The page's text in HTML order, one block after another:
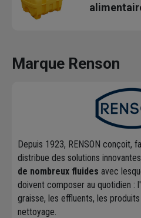
Marque Renson
Depuis 1923, RENSON conçoit,
distribue des solutions
de nombreux fluides avec
doivent composer au quotidien :
graisse, les effluents, les
nettoyage.